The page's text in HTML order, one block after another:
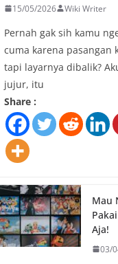
15/05/2026 Wiki Writer
Pernah gak sih kamu
cuma karena pasangan
tapi layarnya dibalik?
jujur, itu
Share :
Mau
Aja!
03/